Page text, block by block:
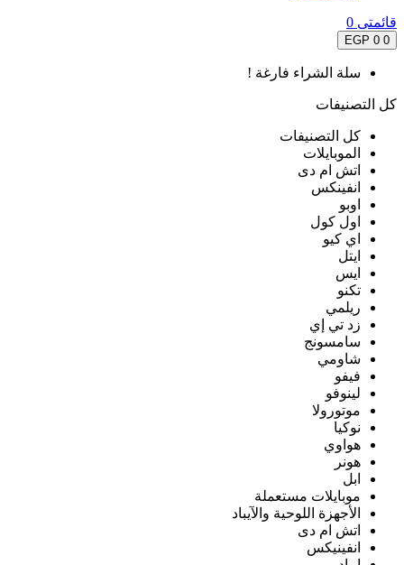
قائمتى 0
0
0 EGP
سلة الشراء فارغة !
كل التصنيفات
كل التصنيفات
الموبايلات
اتش ام دى
انفينكس
اوبو
اول كول
اي كيو
ايتل
ايس
تكنو
ريلمي
زد تي إي
سامسونج
شاومي
فيفو
لينوفو
موتورولا
نوكيا
هواوي
هونر
ابل
موبايلات مستعملة
الأجهزة اللوحية والآيباد
اتش ام دى
انفينيكس